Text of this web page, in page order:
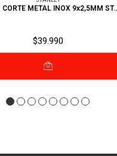
CORTE METAL INOX 9x2,5MM ST..
$39.990